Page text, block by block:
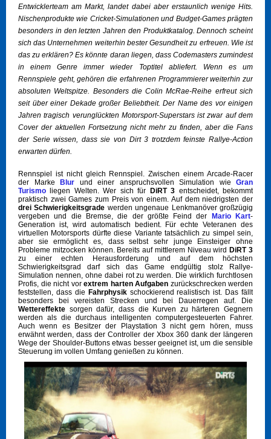
Entwicklerteam am Markt, landet dabei aber erstaunlich wenige Hits.
Nischenprodukte wie Cricket-Simulationen und Budget-Games prägten
besonders in den letzten Jahren den Produktkatalog. Dennoch scheint
sich das Unternehmen weiterhin bester Gesundheit zu erfreuen. Wie ist
das zu erklären? Es könnte daran liegen, dass Codemasters zumindest
in einem Genre immer wieder Toptitel abliefert. Wenn es um
Rennspiele geht, gehören die erfahrenen Programmierer weiterhin zur
absoluten Weltspitze. Besonders die Colin McRae-Reihe erfreut sich
seit über einer Dekade großer Beliebtheit. Der Name des vor einigen
Jahren tragisch verunglückten Motorsport-Superstars ist zwar auf dem
Cover der aktuellen Fortsetzung nicht mehr zu finden, aber die Fans
der Serie wissen, dass sie von Dirt 3 trotzdem feinste Rallye-Action
erwarten dürfen.
Rennspiel ist nicht gleich Rennspiel. Zwischen einem Arcade-Racer
der Marke
Blur und einer anspruchsvollen Simulation wie Gran
Turismo liegen Welten. Wer sich für DiRT 3 entscheidet, bekommt
praktisch zwei Games zum Preis von einem. Auf dem niedrigsten der
drei Schwierigkeitsgrade werden ungenaue Lenkmanöver großzügig
vergeben und die Bremse, die der größte Feind der
Mario Kart-
Generation ist, wird automatisch bedient. Für echte Veteranen des
virtuellen Motorsports dürfte diese Variante tatsächlich zu simpel sein,
aber sie ermöglicht es, dass selbst sehr junge Einsteiger ohne
Probleme mitzocken können. Bereits auf mittlerem Niveau wird DiRT 3
zu einer echten Herausforderung und auf dem höchsten
Schwierigkeitsgrad darf sich das Game endgültig stolz Rallye-
Simulation nennen, ohne dabei rot zu werden. Die wirklich furchtlosen
Profis, die nicht vor extrem harten Aufgaben zurückschrecken werden
feststellen, dass die Fahrphysikschockierend realistisch ist. Das fällt
besonders bei vereisten Strecken und bei Dauerregen auf. Die
Wettereffekte sorgen dafür, dass die Kurven zu härteren Gegnern
werden als die durchaus intelligenten computergesteuerten Fahrer.
Auch wenn es Besitzer der Playstation 3 nicht gern hören, muss
erwähnt werden, dass der Controller der Xbox 360 dank der längeren
Wege der Shoulder-Buttons etwas besser geeignet ist, um die sensible
Steuerung im vollen Umfang genießen zu können.